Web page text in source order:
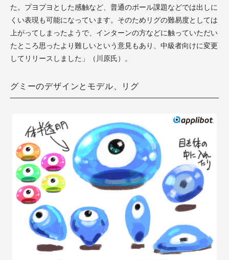
た。プヨプヨとした感触など、普通のボール課題などでは出しに
くい表現も可能になっています。そのためリグの難易度としては
上がってしまったようで、インターンの方などに触っていただい
たところ思ったより難しいという意見もあり、中級者向けに変更
してリリースしました」（川原氏）。
グミーのデザインとモデル、リグ